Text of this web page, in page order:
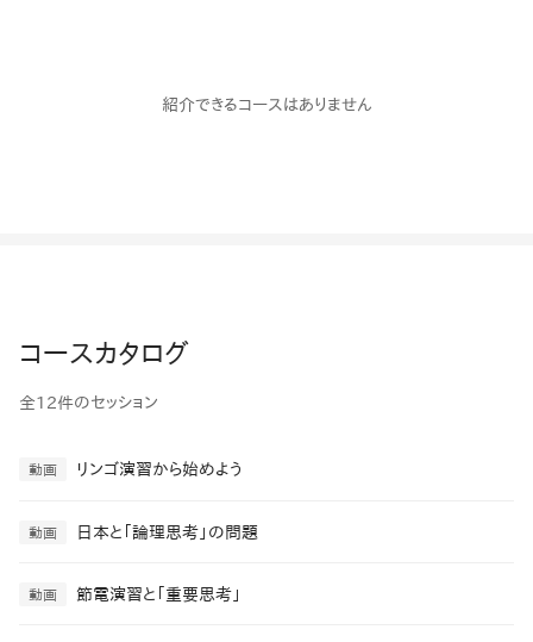
紹介できるコースはありません
コースカタログ
全12件のセッション
動画 リンゴ演習から始めよう
動画 日本と「論理思考」の問題
動画 節電演習と「重要思考」